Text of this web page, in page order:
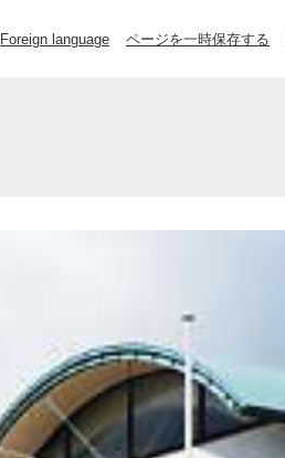
Foreign language ページを一時保存する